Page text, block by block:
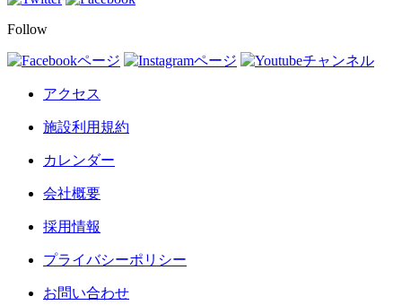
Follow
アクセス
施設利用規約
カレンダー
会社概要
採用情報
プライバシーポリシー
お問い合わせ